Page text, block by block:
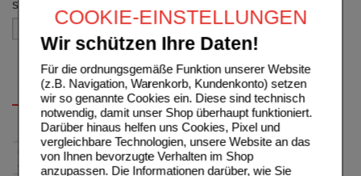
COOKIE-EINSTELLUNGEN
Wir schützen Ihre Daten!
Für die ordnungsgemäße Funktion unserer Website
(z.B. Navigation, Warenkorb, Kundenkonto) setzen
wir so genannte Cookies ein. Diese sind technisch
notwendig, damit unser Shop überhaupt funktioniert.
Darüber hinaus helfen uns Cookies, Pixel und
vergleichbare Technologien, unsere Website an das
von Ihnen bevorzugte Verhalten im Shop
anzupassen. Die Informationen darüber, wie Sie
Sortieren nach